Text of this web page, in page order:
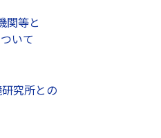
関等と
いて
究所との